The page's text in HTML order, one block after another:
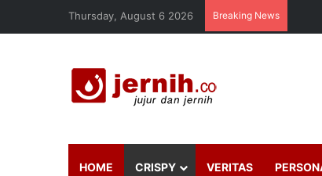
Thursday, August 6 2026 Breaking News
HOME CRISPY VERITAS